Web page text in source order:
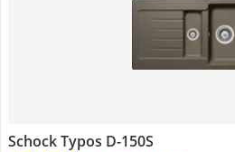
Schock Typos D-150S